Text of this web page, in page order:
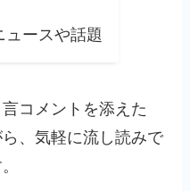
ュースや話題
コメントを添えた
、気軽に流し読みで